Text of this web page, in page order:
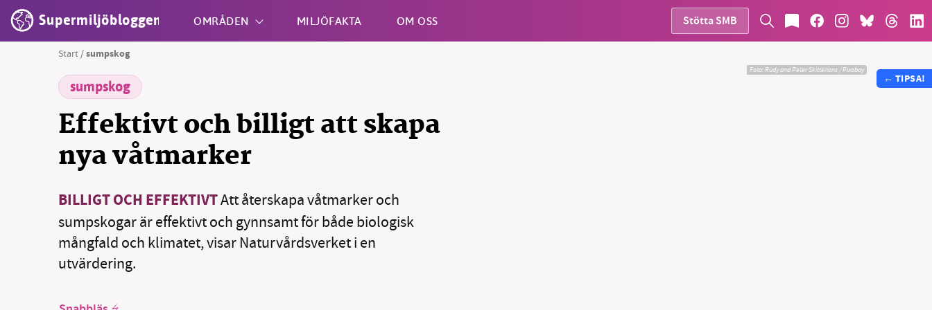
Supermiljöbloggen OMRÅDEN MILJÖFAKTA OM OSS Stötta SMB
Start /sumpskog
sumpskog
Effektivt och billigt att skapa
nya våtmarker
BILLIGT OCH EFFEKTIVTAtt återskapa våtmarker och
sumpskogar är effektivt och gynnsamt för både biologisk
mångfald och klimatet, visar Naturvårdsverket i en
utvärdering.
Foto:Rudy and Peter Skitterians / Pixabay
← TIPSA!